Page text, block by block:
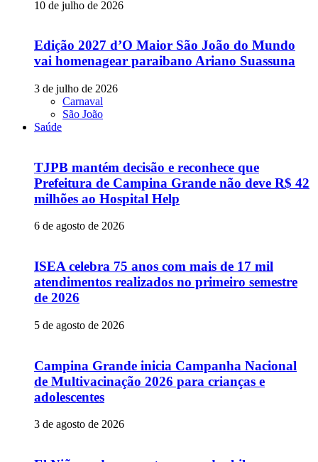
10 de julho de 2026
Edição 2027 d’O Maior São João do Mundo
vai homenagear paraibano Ariano Suassuna
3 de julho de 2026
Carnaval
São João
Saúde
TJPB mantém decisão e reconhece que
Prefeitura de Campina Grande não deve R$ 42
milhões ao Hospital Help
6 de agosto de 2026
ISEA celebra 75 anos com mais de 17 mil
atendimentos realizados no primeiro semestre
de 2026
5 de agosto de 2026
Campina Grande inicia Campanha Nacional
de Multivacinação 2026 para crianças e
adolescentes
3 de agosto de 2026